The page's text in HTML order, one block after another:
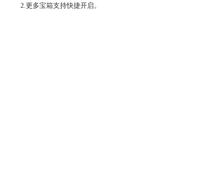
2.更多宝箱支持快捷开启。